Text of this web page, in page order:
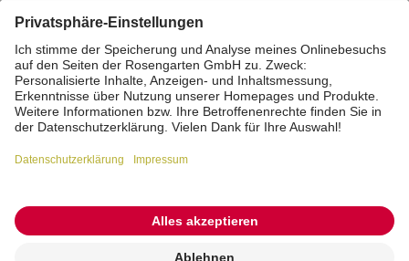
Impressum Datenschutz
Stiftung
Interne Meldestelle
Zahlungsmittel
Barrierefreiheitserklärung
Vertrag widerrufen